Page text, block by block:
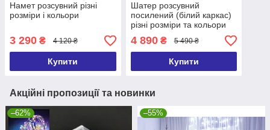
Намет розсувний різні
розміри і кольори
3 290 ₴ 4 120 ₴
Купити
Шатер розсувний
посилений (білий каркас)
різні розміри та кольори
4 890₴ 5 490 ₴
Купити
Акційні пропозиції та новинки
–62% –55%